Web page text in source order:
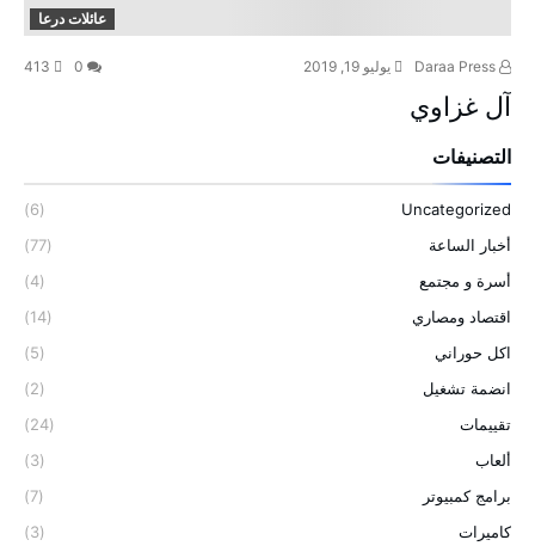
عائلات درعا
يوليو 19, 2019 413
آل غزاوي
التصنيفات
Uncategorized
(6)
أخبار الساعة
(77)
أسرة و مجتمع
(4)
اقتصاد ومصاري
(14)
اكل حوراني
(5)
انضمة تشغيل
(2)
تقييمات
(24)
ألعاب
(3)
برامج كمبيوتر
(7)
كاميرات
(3)